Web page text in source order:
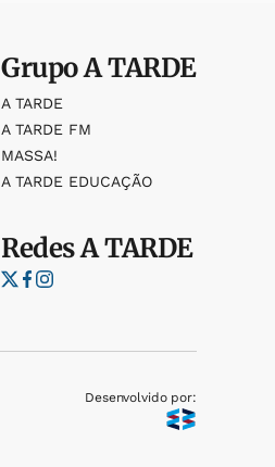
GrupoA TARDE
A TARDE
A TARDE FM
MASSA!
A TARDE EDUCAÇÃO
RedesA TARDE
Desenvolvido por: